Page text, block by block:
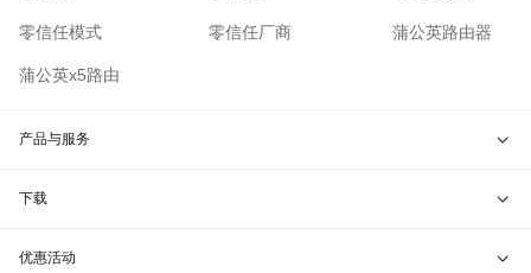
零信任模式 零信任厂商 蒲公英路由器
蒲公英x5路由
产品与服务
智能组网服务
下载
蒲公英游戏版
优惠活动